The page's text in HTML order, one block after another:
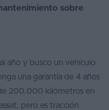
sobre
año y busco un vehículo
una garantía de 4 años
200.000 kilómetros en
pero es tracción